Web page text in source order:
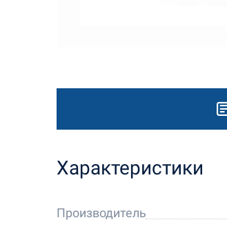
Характеристики
Производитель